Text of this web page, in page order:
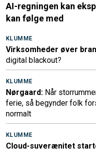
AI-regningen kan
kan følge med
KLUMME
Virksomheder øver
digital blackout?
KLUMME
Nørgaard: Når
ferie, så begynder folk
normalt
KLUMME
Cloud-suverænitet